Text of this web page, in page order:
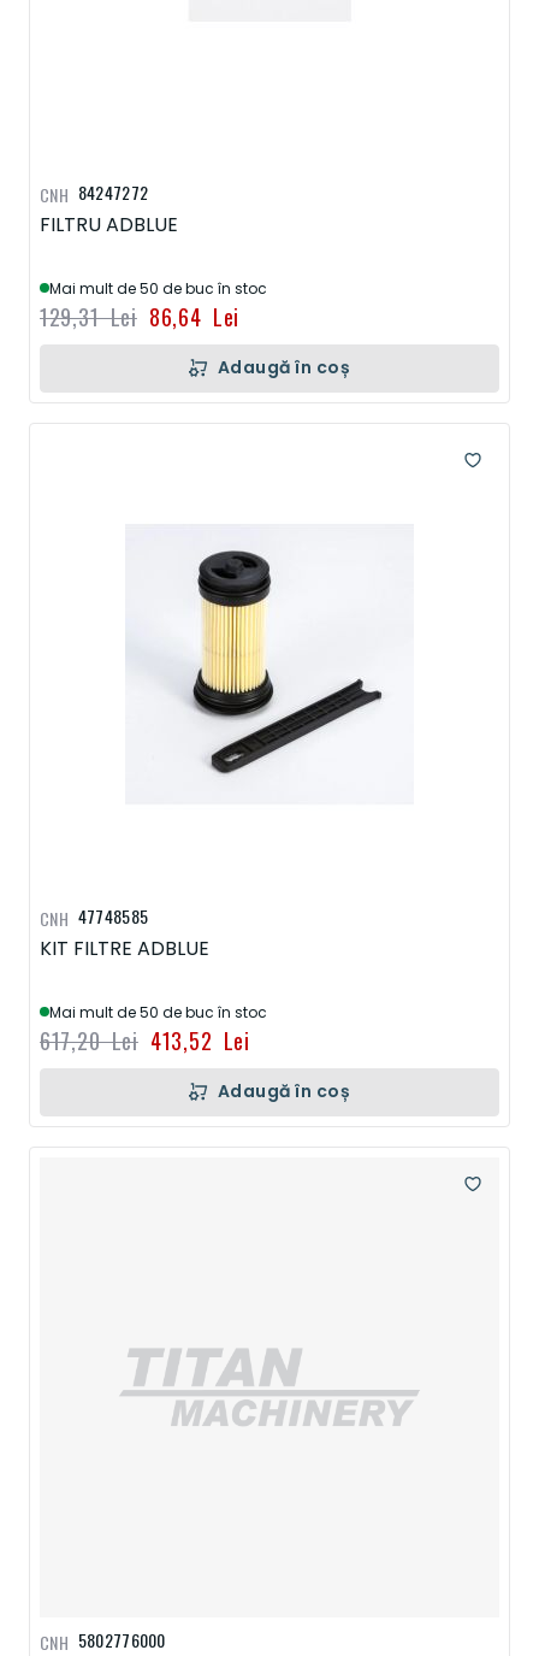
84247272
FILTRU ADBLUE
Mai mult de 50 de buc în stoc
86,64 Lei
129,31 Lei
CNH
Adaugă în coș
47748585
KIT FILTRE ADBLUE
Mai mult de 50 de buc în stoc
413,52 Lei
617,20 Lei
CNH
Adaugă în coș
5802776000
CNH